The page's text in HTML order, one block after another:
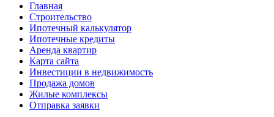
Главная
Строительство
Ипотечный калькулятор
Ипотечные кредиты
Аренда квартир
Карта сайта
Инвестиции в недвижимость
Продажа домов
Жилые комплексы
Отправка заявки